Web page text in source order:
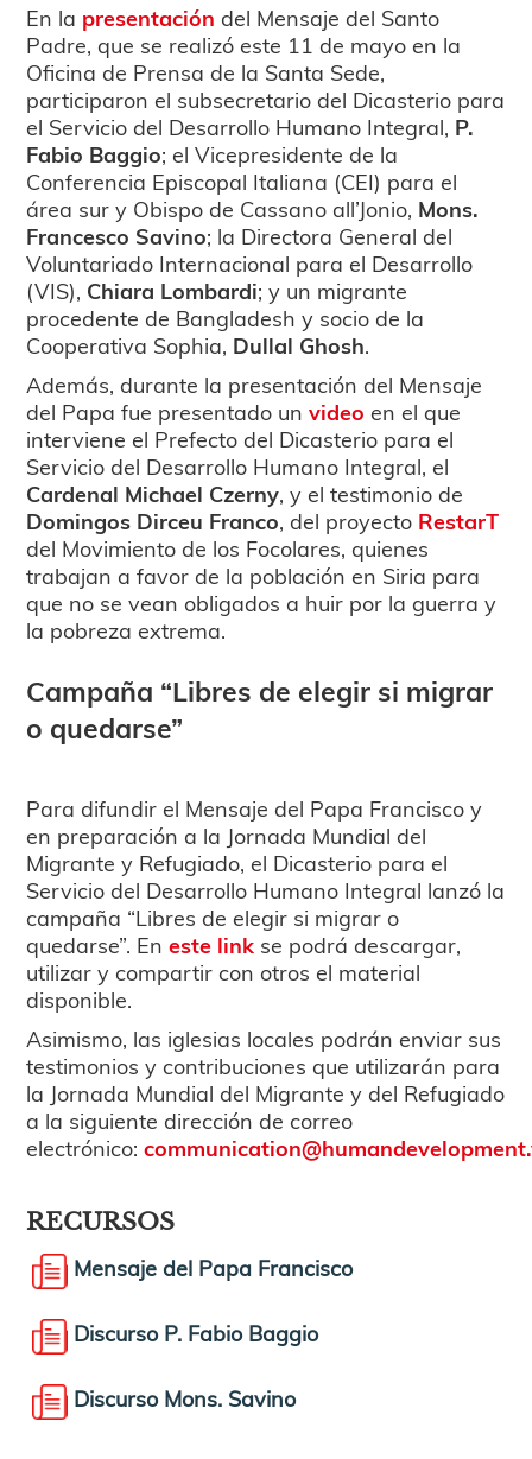
En la presentación del Mensaje del Santo
Padre, que se realizó este 11 de mayo en la
Oficina de Prensa de la Santa Sede,
participaron el subsecretario del Dicasterio para
el Servicio del Desarrollo Humano Integral, P.
Fabio Baggio; el Vicepresidente de la
Conferencia Episcopal Italiana (CEI) para el
área sur y Obispo de Cassano all’Jonio, Mons.
Francesco Savino; la Directora General del
Voluntariado Internacional para el Desarrollo
(VIS), Chiara Lombardi; y un migrante
procedente de Bangladesh y socio de la
Cooperativa Sophia, Dullal Ghosh.
Además, durante la presentación del Mensaje
del Papa fue presentado unvideo en el que
interviene el Prefecto del Dicasterio para el
Servicio del Desarrollo Humano Integral, el
Cardenal Michael Czerny, y el testimonio de
Domingos Dirceu Franco, del proyecto RestarT
del Movimiento de los Focolares, quienes
trabajan a favor de la población en Siria para
que no se vean obligados a huir por la guerra y
la pobreza extrema.
Campaña “Libres de elegir si migrar
o quedarse”
Para difundir el Mensaje del Papa Francisco y
en preparación a la Jornada Mundial del
Migrante y Refugiado, el Dicasterio para el
Servicio del Desarrollo Humano Integral lanzó la
campaña “Libres de elegir si migrar o
quedarse”. Eneste link se podrá descargar,
utilizar y compartir con otros el material
disponible.
Asimismo, las iglesias locales podrán enviar sus
testimonios y contribuciones que utilizarán para
la Jornada Mundial del Migrante y del Refugiado
a la siguiente dirección de correo
electrónico:
RECURSOS
Mensaje del Papa Francisco
Discurso P. Fabio Baggio
Discurso Mons. Savino